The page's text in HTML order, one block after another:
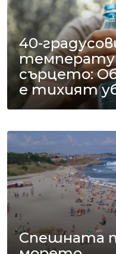
40-
сърцето:
е тихият
Спешната